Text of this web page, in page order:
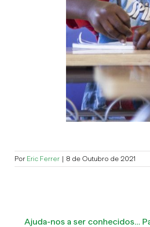
Por Eric Ferrer | 8 de Outubro de 2021
Ajuda-nos a ser conhecidos...